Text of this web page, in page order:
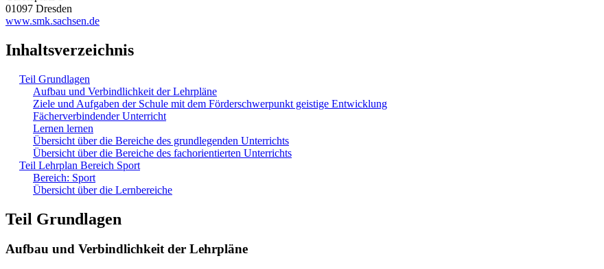
01097 Dresden
www.smk.sachsen.de
Inhaltsverzeichnis
Teil Grundlagen
Aufbau und Verbindlichkeit der Lehrpläne
Ziele und Aufgaben der Schule mit dem Förderschwerpunkt geistige Entwicklung
Fächerverbindender Unterricht
Lernen lernen
Übersicht über die Bereiche des grundlegenden Unterrichts
Übersicht über die Bereiche des fachorientierten Unterrichts
Teil Lehrplan Bereich Sport
Bereich: Sport
Übersicht über die Lernbereiche
Teil Grundlagen
Aufbau und Verbindlichkeit der Lehrpläne